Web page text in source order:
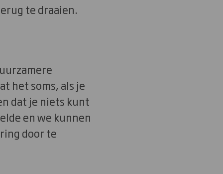
te draaien.
het soms, als je
dat je niets kunt
en we kunnen
door te